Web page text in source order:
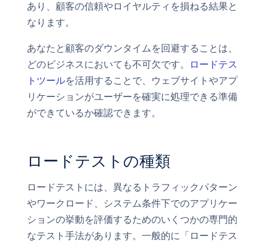
あり、顧客の信頼やロイヤルティを損ねる結果と
なります。
あなたと顧客のダウンタイムを回避することは、
どのビジネスにおいても不可欠です。
ロードテス
トツールを活用することで、ウェブサイトやアプ
リケーションがユーザーを確実に処理できる準備
ができているか確認できます。
ロードテストの種類
ロードテストには、異なるトラフィックパターン
やワークロード、システム条件下でのアプリケー
ションの挙動を評価するためのいくつかの専門的
なテスト手法があります。一般的に「ロードテス